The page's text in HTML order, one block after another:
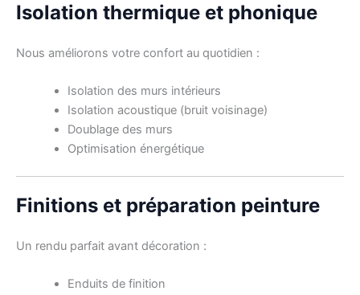
Isolation thermique et phonique
Nous améliorons votre confort au quotidien :
Isolation des murs intérieurs
Isolation acoustique (bruit voisinage)
Doublage des murs
Optimisation énergétique
Finitions et préparation peinture
Un rendu parfait avant décoration :
Enduits de finition